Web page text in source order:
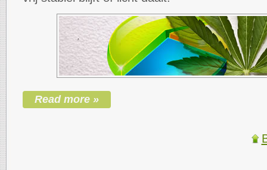
Read more »